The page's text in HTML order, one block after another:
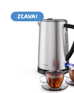
ZĽAVA!